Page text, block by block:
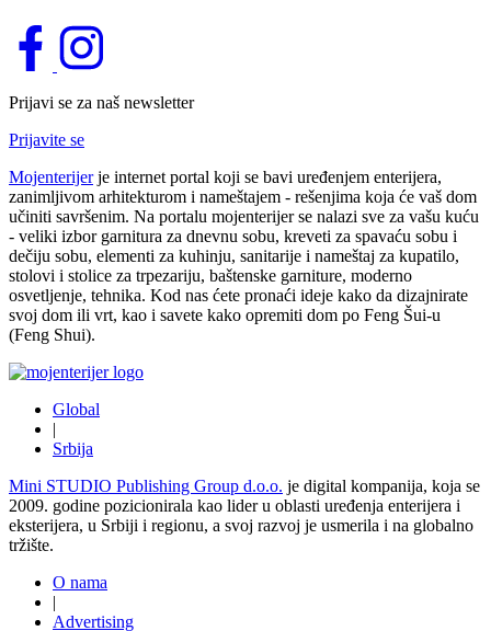
Prijavi se za naš newsletter
Prijavite se
Mojenterijerje internet portal koji se bavi uređenjem enterijera,
zanimljivom arhitekturom i nameštajem - rešenjima koja će vaš dom
učiniti savršenim. Na portalu mojenterijer se nalazi sve za vašu kuću
- veliki izbor garnitura za dnevnu sobu, kreveti za spavaću sobu i
dečiju sobu, elementi za kuhinju, sanitarije i nameštaj za kupatilo,
stolovi i stolice za trpezariju, baštenske garniture, moderno
osvetljenje, tehnika. Kod nas ćete pronaći ideje kako da dizajnirate
svoj dom ili vrt, kao i savete kako opremiti dom po Feng Šui-u
(Feng Shui).
Global
|
Srbija
Mini STUDIO Publishing Group d.o.o. je digital kompanija, koja se
2009. godine pozicionirala kao lider u oblasti uređenja enterijera i
eksterijera, u Srbiji i regionu, a svoj razvoj je usmerila i na globalno
tržište.
O nama
|
Advertising